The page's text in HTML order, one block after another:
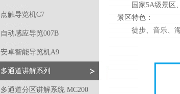
点触导览机C7
自动感应导览007B
安卓智能导览机A9
多通道讲解系列
多通道分区讲解系统 MC200
国家5A级景区
景区特色：
徒步、音乐、海